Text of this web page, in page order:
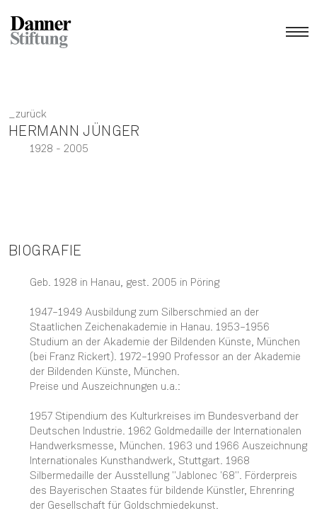
zurück
HERMANN JÜNGER
1928 - 2005
BIOGRAFIE
Geb. 1928 in Hanau, gest. 2005 in Pöring
1947–1949 Ausbildung zum Silberschmied an der
Staatlichen Zeichenakademie in Hanau. 1953–1956
Studium an der Akademie der Bildenden Künste, München
(bei Franz Rickert). 1972–1990 Professor an der Akademie
der Bildenden Künste, München.
Preise und Auszeichnungen u.a.:
1957 Stipendium des Kulturkreises im Bundesverband der
Deutschen Industrie. 1962 Goldmedaille der Internationalen
Handwerksmesse, München. 1963 und 1966 Auszeichnung
Internationales Kunsthandwerk, Stuttgart. 1968
Silbermedaille der Ausstellung "Jablonec '68". Förderpreis
des Bayerischen Staates für bildende Künstler, Ehrenring
der Gesellschaft für Goldschmiedekunst.